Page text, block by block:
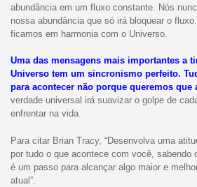
abundância em um fluxo constante. Nós
nossa abundância que só irá bloquear o
ficamos em harmonia com o Universo.
Uma das mensagens mais importantes a
Universo tem um sincronismo perfeito.
para acontecer não porque queremos que
verdade universal irá suavizar o golpe de
enfrentar na vida.
Para citar Brian Tracy, “Desenvolva uma
por tudo o que acontece com você, sabendo
é um passo para alcançar algo maior e
atual”.